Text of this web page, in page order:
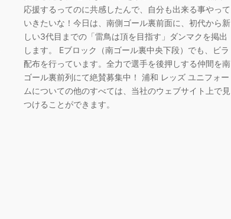
応援するってのに共感したんで、自分も出来る事やって
いきたいな！今日は、南側ゴール裏前面に、初代から新
しい3代目までの「雷鳥は頂を目指す」ダンマクを掲出
します。 Eブロック（南ゴール裏中央下段）でも、ビラ
配布を行っています。全力で選手を後押しする仲間を南
ゴール裏前列にて絶賛募集中！ 浦和 レッズ ユニフォー
ムについての他のすべては、当社のウェブサイト上で見
つけることができます。